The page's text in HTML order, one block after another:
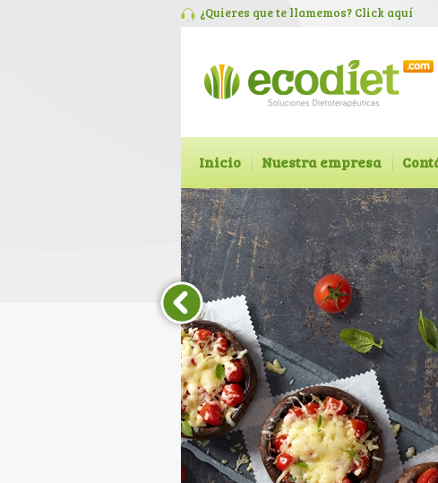
¿Quieres que te llamemos? Click aquí
Inicio Nuestra empresa